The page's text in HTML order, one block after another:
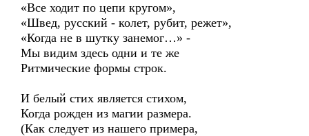
«Все ходит по цепи кругом»,
«Швед, русский - колет, рубит, режет»,
«Когда не в шутку занемог…» -
Мы видим здесь одни и те же
Ритмические формы строк.
И белый стих является стихом,
Когда рожден из магии размера.
(Как следует из нашего примера,